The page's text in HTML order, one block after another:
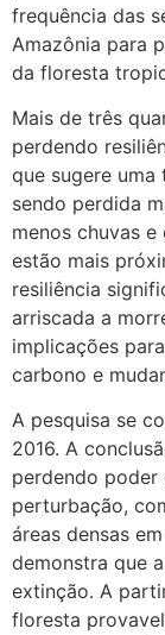
frequência das
Amazônia para
da floresta
Mais de três
perdendo
que sugere
sendo perdida
menos chuvas
estão mais
resiliência
arriscada a
implicações
carbono e
A pesquisa se
2016. A
perdendo poder
perturbação,
áreas densas
demonstra que
extinção. A
floresta